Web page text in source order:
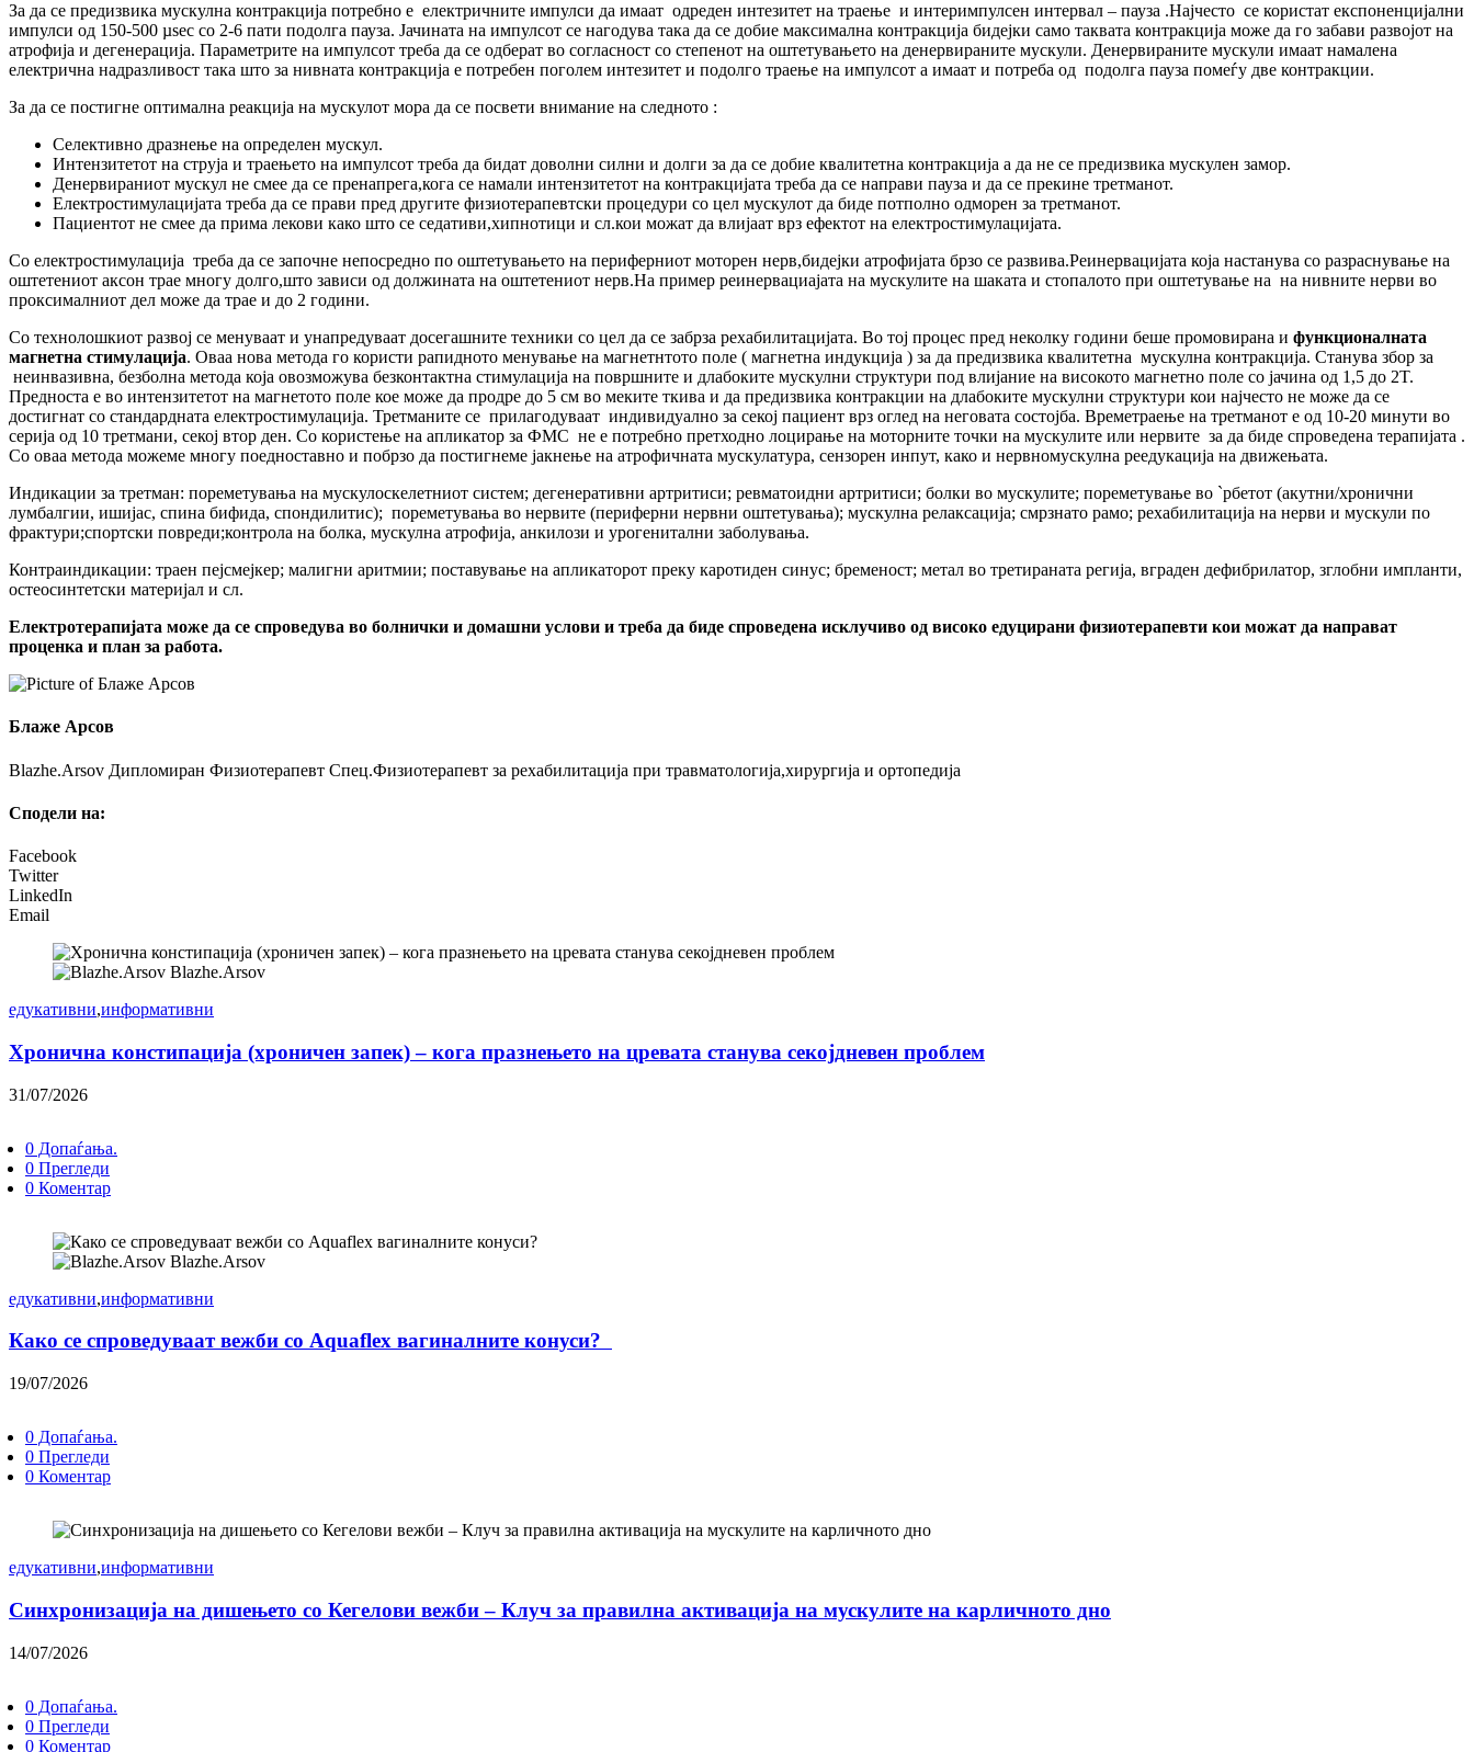
За да се предизвика мускулна контракција потребно e електричните импулси да имаат одреден интезитет на траење и интеримпулсен интервал – пауза .Најчесто се користат експоненцијални
импулси од 150-500 µsec со 2-6 пати подолга пауза. Јачината на импулсот се нагодува така да се добие максимална контракција бидејки само таквата контракција може да го забави развојот на
атрофија и дегенерација. Параметрите на импулсот треба да се одберат во согласност со степенот на оштетувањето на денервираните мускули. Денервираните мускули имаат намалена
електрична надразливост така што за нивната контракција е потребен поголем интезитет и подолго траење на импулсот а имаат и потреба од подолга пауза помеѓу две контракции.
За да се постигне оптимална реакција на мускулот мора да се посвети внимание на следното :
Селективно дразнење на определен мускул.
Интензитетот на струја и траењето на импулсот треба да бидат доволни силни и долги за да се добие квалитетна контракција а да не се предизвика мускулен замор.
Денервираниот мускул не смее да се пренапрега,кога се намали интензитетот на контракцијата треба да се направи пауза и да се прекине третманот.
Електростимулацијата треба да се прави пред другите физиотерапевтски процедури со цел мускулот да биде потполно одморен за третманот.
Пациентот не смее да прима лекови како што се седативи,хипнотици и сл.кои можат да влијаат врз ефектот на електростимулацијата.
Со електростимулација треба да се започне непосредно по оштетувањето на периферниот моторен нерв,бидејки атрофијата брзо се развива.Реинервацијата која настанува со разраснување на
оштетениот аксон трае многу долго,што зависи од должината на оштетениот нерв.На пример реинервациајата на мускулите на шаката и стопалото при оштетување на на нивните нерви во
проксималниот дел може да трае и до 2 години.
Со технолошкиот развој се менуваат и унапредуваат досегашните техники со цел да се забрза рехабилитацијата. Во тој процес пред неколку години беше промовирана и функционалната
магнетна стимулација. Оваа нова метода го користи рапидното менување на магнетнтото поле ( магнетна индукција ) за да предизвика квалитетна мускулна контракција. Станува збор за
неинвазивна, безболна метода која овозможува безконтактна стимулација на површните и длабоките мускулни структури под влијание на високото магнетно поле со јачина од 1,5 до 2T.
Предноста е во интензитетот на магнетото поле кое може да продре до 5 см во меките ткива и да предизвика контракции на длабоките мускулни структури кои најчесто не може да се
достигнат со стандардната електростимулација. Третманите се прилагодуваат индивидуално за секој пациент врз оглед на неговата состојба. Времетраење на третманот е од 10-20 минути во
серија од 10 третмани, секој втор ден. Со користење на апликатор за ФМС не е потребно претходно лоцирање на моторните точки на мускулите или нервите за да биде спроведена терапијата .
Со оваа метода можеме многу поедноставно и побрзо да постигнеме јакнење на атрофичната мускулатура, сензорен инпут, како и нервномускулна реедукација на движењата.
Индикации за третман: пореметувања на мускулоскелетниот систем; дегенеративни артритиси; ревматоидни артритиси; болки во мускулите; пореметување во `рбетот (акутни/хронични
лумбалгии, ишијас, спина бифида, спондилитис); пореметувања во нервите (периферни нервни оштетувања); мускулна релаксација; смрзнато рамо; рехабилитација на нерви и мускули по
фрактури;спортски повреди;контрола на болка, мускулна атрофија, анкилози и урогенитални заболувања.
Контраиндикации: траен пејсмејкер; малигни аритмии; поставување на апликаторот преку каротиден синус; бременост; метал во третираната регија, вграден дефибрилатор, зглобни импланти,
остеосинтетски материјал и сл.
Електротерапијата може да се спроведува во болнички и домашни услови и треба да биде спроведена исклучиво од високо едуцирани физиотерапевти кои можат да направат
проценка и план за работа.
Блаже Арсов
Blazhe.Arsov Дипломиран Физиотерапевт Спец.Физиотерапевт за рехабилитација при травматологија,хирургија и ортопедија
Сподели на:
Facebook
Twitter
LinkedIn
Email
Blazhe.Arsov
едукативни,информативни
Хронична констипација (хроничен запек) – кога празнењето на цревата станува секојдневен проблем
31/07/2026
0 Допаѓања.
0 Прегледи
0 Коментар
Blazhe.Arsov
едукативни,информативни
Како се спроведуваат вежби со Aquaflex вагиналните конуси?
19/07/2026
0 Допаѓања.
0 Прегледи
0 Коментар
едукативни,информативни
Синхронизација на дишењето со Кегелови вежби – Клуч за правилна активација на мускулите на карличното дно
14/07/2026
0 Допаѓања.
0 Прегледи
0 Коментар